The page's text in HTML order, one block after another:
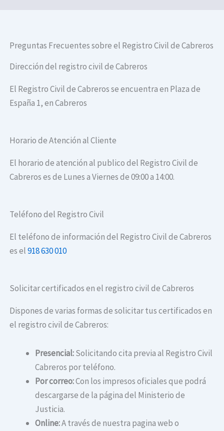
Preguntas Frecuentes sobre el Registro Civil de Cabreros
Dirección del registro civil de Cabreros
El Registro Civil de Cabreros se encuentra en Plaza de
España 1, en Cabreros
Horario de Atención al Cliente
El horario de atención al publico del Registro Civil de
Cabreros es de Lunes a Viernes de 09:00 a 14:00.
Teléfono del Registro Civil
El teléfono de información del Registro Civil de Cabreros
es el918 630 010
Solicitar certificados en el registro civil de Cabreros
Dispones de varias formas de solicitar tus certificados en
el registro civil de Cabreros:
Presencial:Solicitando cita previa al Registro Civil
Cabreros por teléfono.
Por correo:Con los impresos oficiales que podrá
descargarse de la página del Ministerio de
Justicia.
Online:A través de nuestra pagina web o